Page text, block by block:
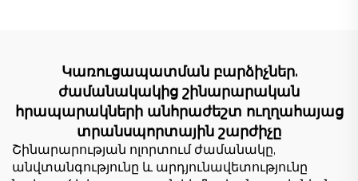
համար ցածր գնով
համար
Կառուցապատման բարձիչներ.
ժամանակակից շինարարական
հրապարակների անհրաժեշտ ուղղահայաց
տրանսպորտային շարժիչը
Շինարարության ոլորտում ժամանակը,
անվտանգությունը և արդյունավետությունը